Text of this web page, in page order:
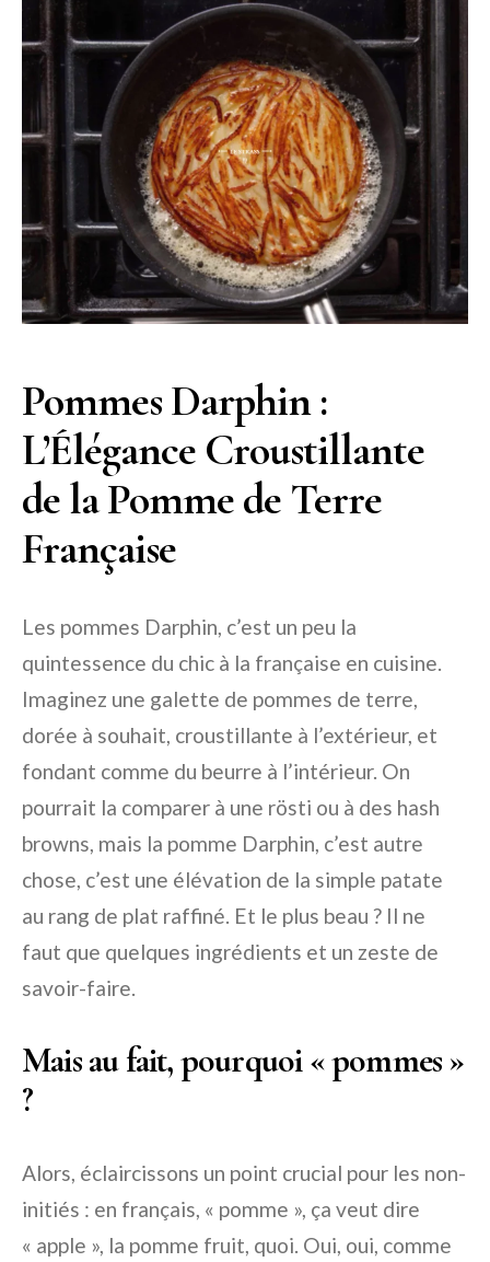
Pommes Darphin :
L’Élégance Croustillante
de la Pomme de Terre
Française
Les pommes Darphin, c’est un peu la
quintessence du chic à la française en cuisine.
Imaginez une galette de pommes de terre,
dorée à souhait, croustillante à l’extérieur, et
fondant comme du beurre à l’intérieur. On
pourrait la comparer à une rösti ou à des hash
browns, mais la pomme Darphin, c’est autre
chose, c’est une élévation de la simple patate
au rang de plat raffiné. Et le plus beau ? Il ne
faut que quelques ingrédients et un zeste de
savoir-faire.
Mais au fait, pourquoi « pommes »
?
Alors, éclaircissons un point crucial pour les non-
initiés : en français, « pomme », ça veut dire
« apple », la pomme fruit, quoi. Oui, oui, comme